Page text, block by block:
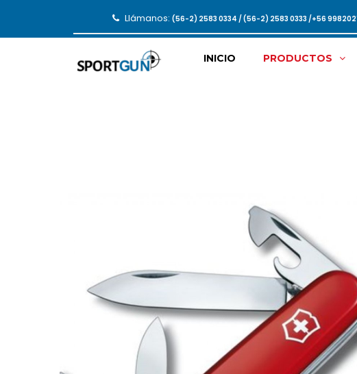
Llámanos: (56-2) 2583 0334 / (56-2) 2583 0333 /+56
INICIO PRODUCTOS